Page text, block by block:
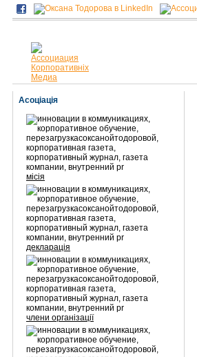
Асоціація
місія
декларація
члени організації